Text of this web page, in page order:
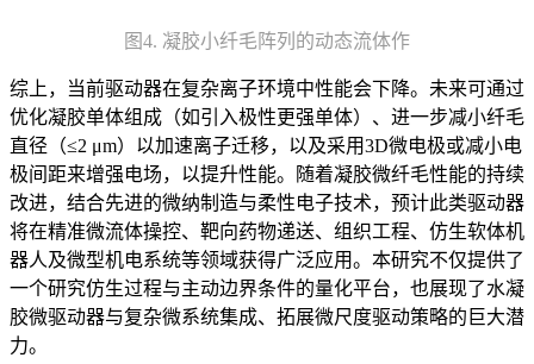
图4. 凝胶小纤毛阵列的动态流体作
综上，当前驱动器在复杂离子环境中性能会下降。未来可通过
优化凝胶单体组成（如引入极性更强单体）、进一步减小纤毛
直径（≤2 μm）以加速离子迁移，以及采用3D微电极或减小电
极间距来增强电场，以提升性能。随着凝胶微纤毛性能的持续
改进，结合先进的微纳制造与柔性电子技术，预计此类驱动器
将在精准微流体操控、靶向药物递送、组织工程、仿生软体机
器人及微型机电系统等领域获得广泛应用。本研究不仅提供了
一个研究仿生过程与主动边界条件的量化平台，也展现了水凝
胶微驱动器与复杂微系统集成、拓展微尺度驱动策略的巨大潜
力。